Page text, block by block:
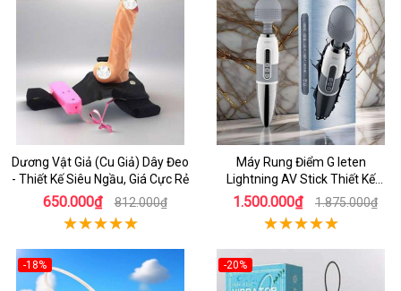
Dương Vật Giả (Cu Giả) Dây Đeo
- Thiết Kế Siêu Ngầu, Giá Cực Rẻ
650.000₫ 812.000₫
Máy Rung Điểm G leten
Lightning AV Stick Thiết Kế
Thông Minh
1.500.000₫ 1.875.000₫
-18% -20%